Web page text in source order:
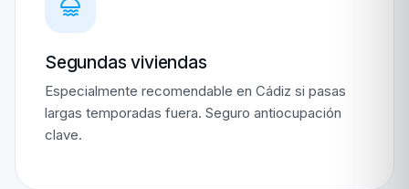
Segundas viviendas
Especialmente recomendable en Cádiz si pasas
largas temporadas fuera. Seguro antiocupación
clave.